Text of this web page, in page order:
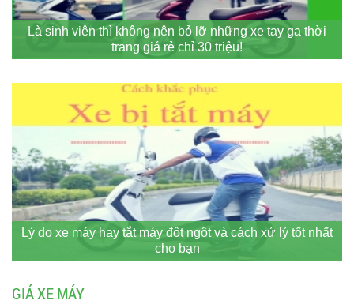
Là sinh viên thì không nên bỏ lỡ những xe tay ga thời
trang giá rẻ chỉ 30 triệu!
Lý do xe máy hay tắt máy đột ngột và cách xử lý tốt nhất
cho bạn
GIÁ XE MÁY